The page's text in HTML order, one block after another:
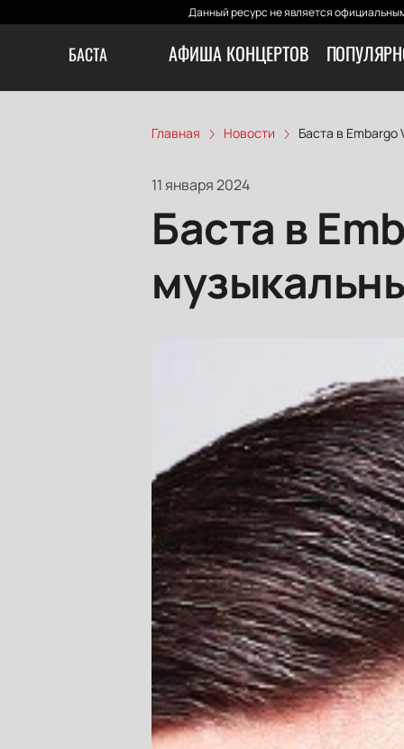
Данный ресурс не является
БАСТА АФИША КОНЦЕРТОВ
Главная Новости Баста в Embargo
11 января 2024
Баста в